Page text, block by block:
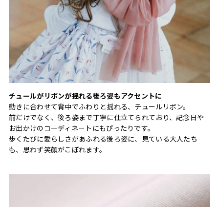
チュールがリボンが揺れる後ろ姿もアクセントに
動きに合わせて背中でふわりと揺れる、チュールリボン。
前だけでなく、後ろ姿まで丁寧に仕立てられており、記念日や
お出かけのコーディネートにもぴったりです。
歩くたびに愛らしさがあふれる後ろ姿に、見ている大人たち
も、思わず笑顔がこぼれます。